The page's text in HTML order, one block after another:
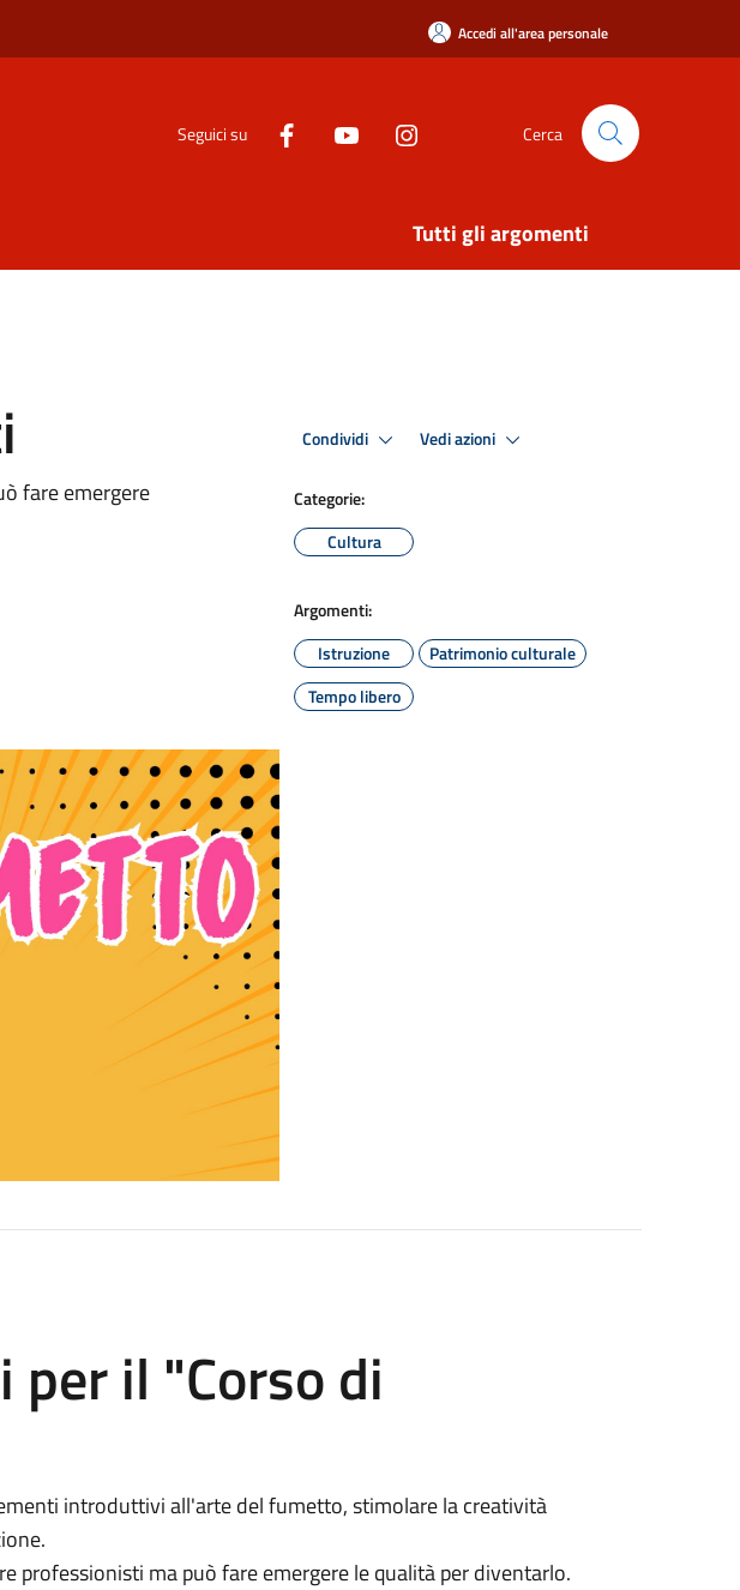
Accedi all'area personale
Seguici su Cerca
Tutti gli argomenti
fare emergere
Condividi Vedi azioni
Categorie:
Cultura
Argomenti:
Istruzione
Patrimonio culturale
Tempo libero
il "Corso di
introduttivi all'arte del fumetto, stimolare la creatività
professionisti ma può fare emergere le qualità per diventarlo.